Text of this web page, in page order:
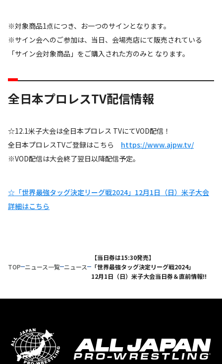
※対象商品1点につき、お一つのサインとなります。
※サイン会へのご参加は、当日、会場売店にて販売されている
「サイン会対象商品」をご購入された方のみと なります。
全日本プロレスTV配信情報
☆12.1米子大会は全日本プロレス TVにてVOD配信！
全日本プロレスTVご登録はこちら https://www.ajpw.tv/
※VOD配信は大会終了翌日以降配信予定。
☆「世界最強タッグ決定リーグ戦2024」12月1日（日）米子大会
詳細はこちら
TOP ニュース一覧 ニュース
【当日券は15:30発売】
「世界最強タッグ決定リーグ戦2024」
12月1日（日）米子大会当日券＆直前情報!!